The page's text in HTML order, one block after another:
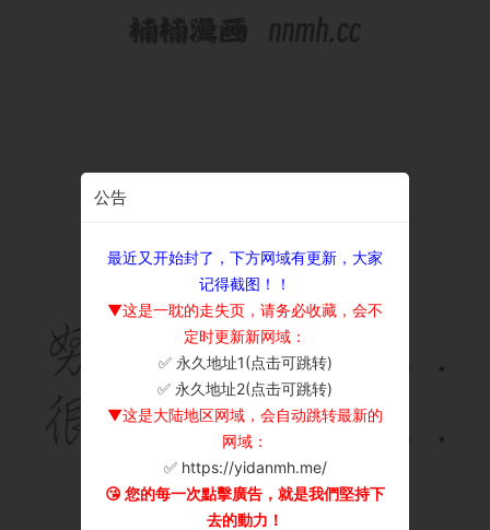
公告
最近又开始封了，下方网域有更新，大家
记得截图！！
▼这是一耽的走失页，请务必收藏，会不
定时更新新网域：
✅ 永久地址1(点击可跳转)
✅ 永久地址2(点击可跳转)
▼这是大陆地区网域，会自动跳转最新的
网域：
✅ https://yidanmh.me/
😘 您的每一次點擊廣告，就是我們堅持下
去的動力！